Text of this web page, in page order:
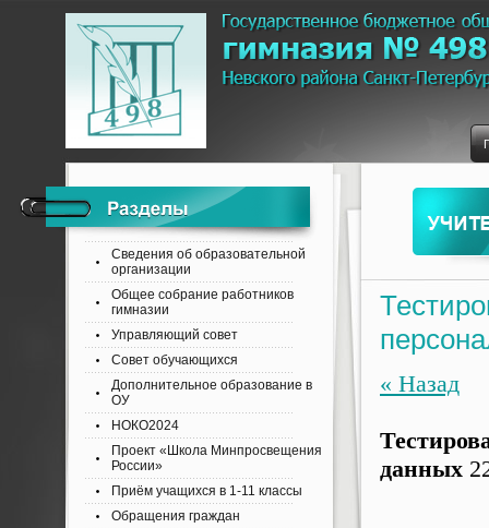
« Назад
данных
Сведения об образовательной
организации
Общее собрание работников
гимназии
Управляющий совет
Совет обучающихся
Дополнительное образование в
ОУ
НОКО2024
Проект «Школа Минпросвещения
России»
Приём учащихся в 1-11 классы
Обращения граждан